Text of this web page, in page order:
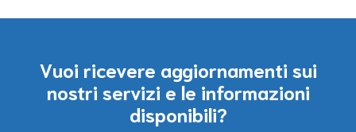
Vuoi ricevere aggiornamenti sui
nostri servizi e le informazioni
disponibili?